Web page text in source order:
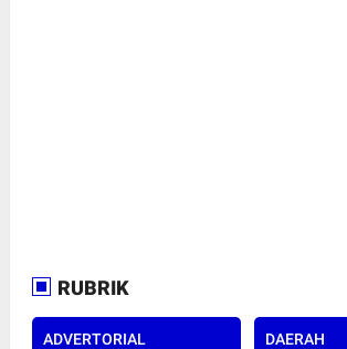
RUBRIK
ADVERTORIAL DAERAH